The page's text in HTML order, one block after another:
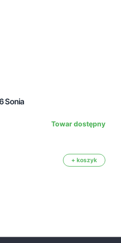
Sonia
Towar dostępny
+ koszyk